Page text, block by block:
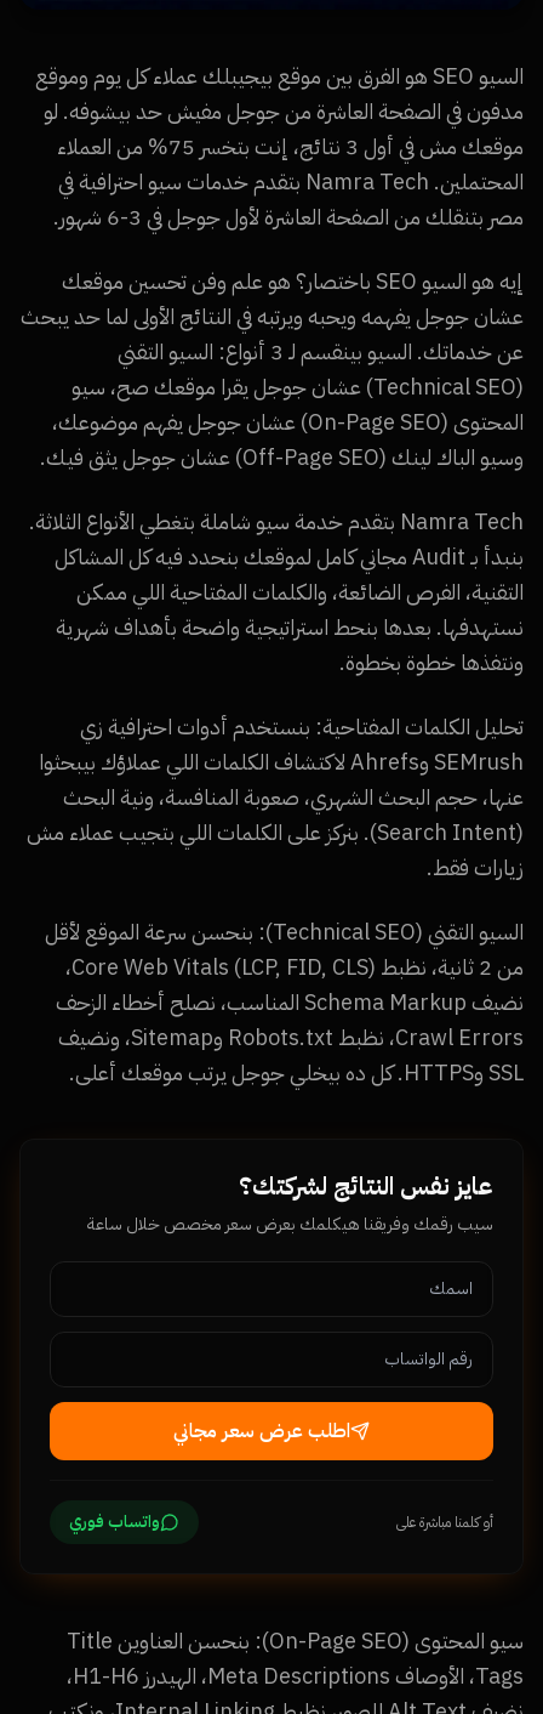
السيو SEO هو الفرق بين موقع بيجيبلك عملاء كل يوم وموقع
مدفون في الصفحة العاشرة من جوجل مفيش حد بيشوفه. لو
موقعك مش في أول 3 نتائج، إنت بتخسر 75% من العملاء
المحتملين. Namra Tech بتقدم خدمات سيو احترافية في
مصر بتنقلك من الصفحة العاشرة لأول جوجل في 3-6 شهور.
إيه هو السيو SEO باختصار؟ هو علم وفن تحسين موقعك
عشان جوجل يفهمه ويحبه ويرتبه في النتائج الأولى لما حد يبحث
عن خدماتك. السيو بينقسم لـ 3 أنواع: السيو التقني
(Technical SEO) عشان جوجل يقرا موقعك صح، سيو
المحتوى (On-Page SEO) عشان جوجل يفهم موضوعك،
وسيو الباك لينك (Off-Page SEO) عشان جوجل يثق فيك.
Namra Tech بتقدم خدمة سيو شاملة بتغطي الأنواع الثلاثة.
بنبدأ بـ Audit مجاني كامل لموقعك بنحدد فيه كل المشاكل
التقنية، الفرص الضائعة، والكلمات المفتاحية اللي ممكن
نستهدفها. بعدها بنحط استراتيجية واضحة بأهداف شهرية
ونتفذها خطوة بخطوة.
تحليل الكلمات المفتاحية: بنستخدم أدوات احترافية زي
SEMrush وAhrefs لاكتشاف الكلمات اللي عملاؤك بيبحثوا
عنها، حجم البحث الشهري، صعوبة المنافسة، ونية البحث
(Search Intent). بنركز على الكلمات اللي بتجيب عملاء مش
زيارات فقط.
السيو التقني (Technical SEO): بنحسن سرعة الموقع لأقل
من 2 ثانية، نظبط Core Web Vitals (LCP, FID, CLS)،
نضيف Schema Markup المناسب، نصلح أخطاء الزحف
Crawl Errors، نظبط Robots.txt وSitemap، ونضيف
SSL وHTTPS. كل ده بيخلي جوجل يرتب موقعك أعلى.
عايز نفس النتائج لشركتك؟
سيب رقمك وفريقنا هيكلمك بعرض سعر مخصص خلال ساعة
اطلب عرض سعر مجاني
أو كلمنا مباشرة على واتساب فوري
سيو المحتوى (On-Page SEO): بنحسن العناوين Title
Tags، الأوصاف Meta Descriptions، الهيدرز H1-H6،